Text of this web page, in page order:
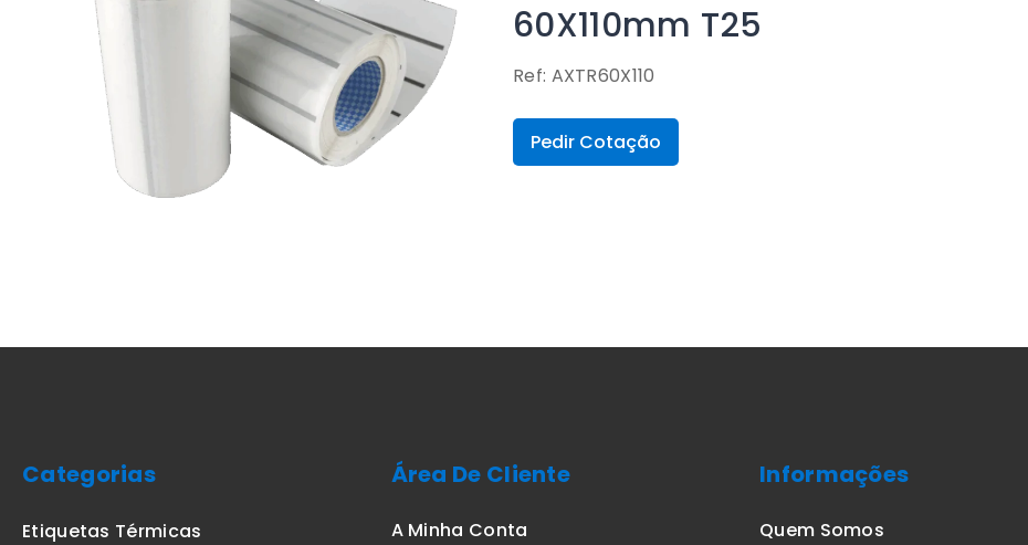
60X110mm T25
Ref: AXTR60X110
Pedir Cotação
Categorias
Etiquetas Térmicas
Área De Cliente
A Minha Conta
Informações
Quem Somos